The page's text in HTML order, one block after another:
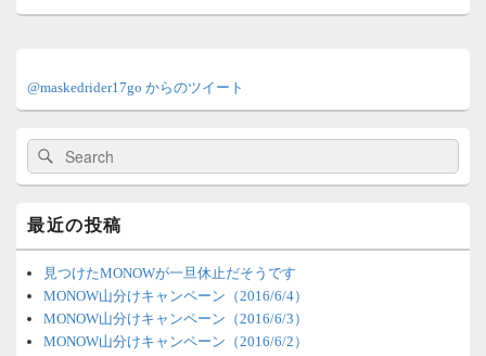
ン
サ
バ
ィ
ジ
ェ
ッ
@maskedrider17go からのツイート
検
索:
検
索
最近の投稿
見つけたMONOWが一旦休止だそうです
MONOW山分けキャンペーン（2016/6/4）
MONOW山分けキャンペーン（2016/6/3）
MONOW山分けキャンペーン（2016/6/2）